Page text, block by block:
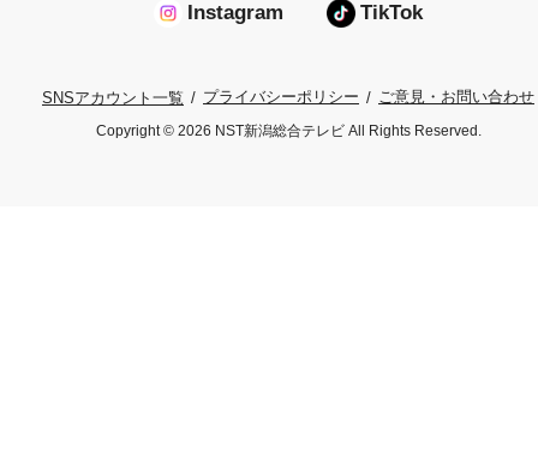
Instagram TikTok
SNSアカウント一覧 プライバシーポリシー ご意見・お問い合わせ
Copyright © 2026 NST新潟総合テレビ All Rights Reserved.